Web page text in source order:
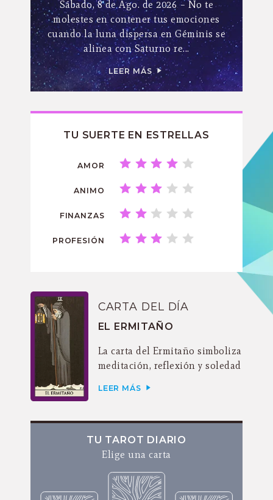
Sábado, 8 de Ago. de 2026 – No te
molestes en contener tus emociones
cuando la luna dispersa en Géminis se
alinea con Saturno re...
LEER MÁS
TU SUERTE EN ESTRELLAS
AMOR
ANIMO
FINANZAS
PROFESIÓN
CARTA DEL DÍA
EL ERMITAÑO
La carta del Ermitaño simboliza
meditación, reflexión y soledad
LEER MÁS
TU TAROT DIARIO
Elige una carta